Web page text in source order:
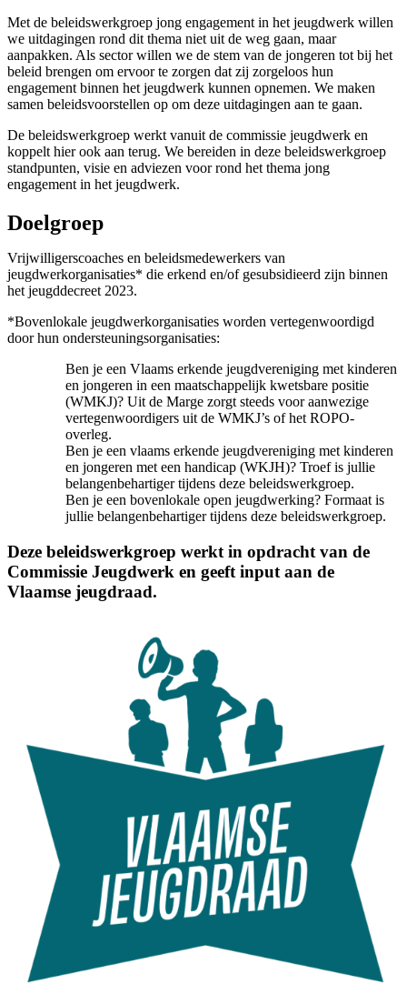
Met de beleidswerkgroep jong engagement in het jeugdwerk willen
we uitdagingen rond dit thema niet uit de weg gaan, maar
aanpakken. Als sector willen we de stem van de jongeren tot bij het
beleid brengen om ervoor te zorgen dat zij zorgeloos hun
engagement binnen het jeugdwerk kunnen opnemen. We maken
samen beleidsvoorstellen op om deze uitdagingen aan te gaan.
De beleidswerkgroep werkt vanuit de commissie jeugdwerk en
koppelt hier ook aan terug. We bereiden in deze beleidswerkgroep
standpunten, visie en adviezen voor rond het thema jong
engagement in het jeugdwerk.
Doelgroep
Vrijwilligerscoaches en beleidsmedewerkers van
jeugdwerkorganisaties* die erkend en/of gesubsidieerd zijn binnen
het jeugddecreet 2023.
*Bovenlokale jeugdwerkorganisaties worden vertegenwoordigd
door hun ondersteuningsorganisaties:
Ben je een Vlaams erkende jeugdvereniging met kinderen
en jongeren in een maatschappelijk kwetsbare positie
(WMKJ)? Uit de Marge zorgt steeds voor aanwezige
vertegenwoordigers uit de WMKJ’s of het ROPO-
overleg.
Ben je een vlaams erkende jeugdvereniging met kinderen
en jongeren met een handicap (WKJH)? Troef is jullie
belangenbehartiger tijdens deze beleidswerkgroep.
Ben je een bovenlokale open jeugdwerking? Formaat is
jullie belangenbehartiger tijdens deze beleidswerkgroep.
Deze beleidswerkgroep werkt in opdracht van de
Commissie Jeugdwerk en geeft input aan de
Vlaamse jeugdraad.